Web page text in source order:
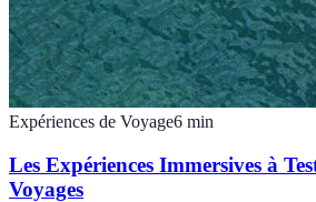
Expériences de Voyage6 min
Les Expériences Immersives à
Voyages